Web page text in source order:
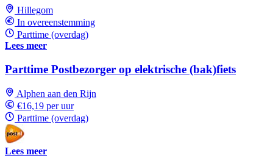
Hillegom
In overeenstemming
Parttime (overdag)
Lees meer
Parttime Postbezorger op elektrische (bak)fiets
Alphen aan den Rijn
€16,19 per uur
Parttime (overdag)
Lees meer